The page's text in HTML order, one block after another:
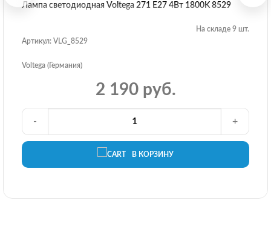
Лампа светодиодная Voltega 271 E27 4Вт 1800K 8529
На складе 9 шт.
Артикул: VLG_8529
Voltega (Германия)
2 190 руб.
В КОРЗИНУ
- +